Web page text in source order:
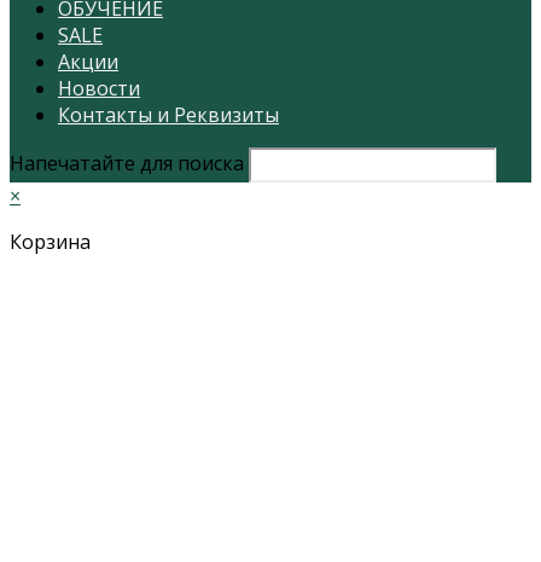
ОБУЧЕНИЕ
SALE
Акции
Новости
Контакты и Реквизиты
Напечатайте для поиска
×
Корзина